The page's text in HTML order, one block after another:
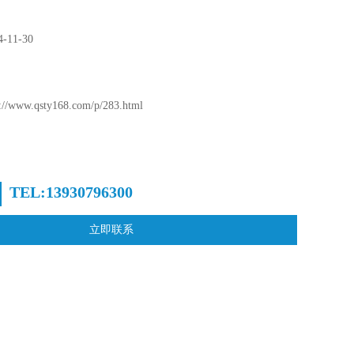
11-30
www.qsty168.com/p/283.html
TEL:13930796300
立即联系